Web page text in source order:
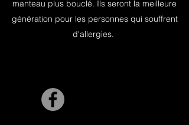
manteau plus bouclé. Ils seront la meilleure
génération pour les personnes qui souffrent
d'allergies.